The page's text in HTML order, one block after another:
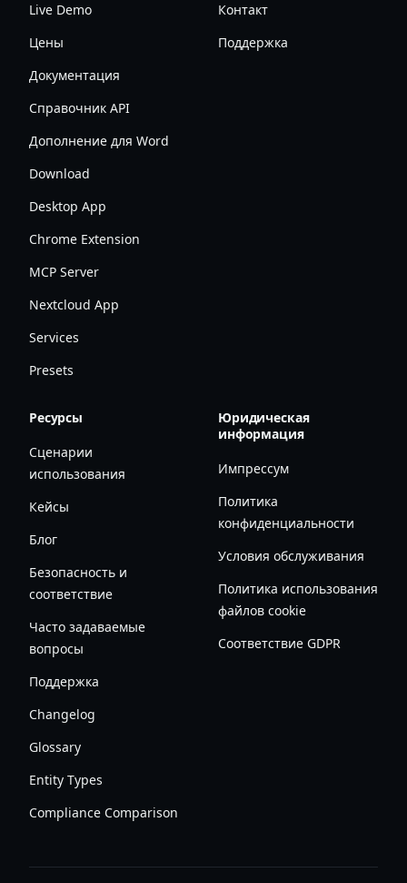
Live Demo
Цены
Документация
Справочник API
Дополнение для Word
Download
Desktop App
Chrome Extension
MCP Server
Nextcloud App
Services
Presets
Контакт
Поддержка
Ресурсы
Сценарии
использования
Кейсы
Блог
Безопасность и
соответствие
Часто задаваемые
вопросы
Поддержка
Changelog
Glossary
Entity Types
Compliance Comparison
Юридическая
информация
Импрессум
Политика
конфиденциальности
Условия обслуживания
Политика использования
файлов cookie
Соответствие GDPR